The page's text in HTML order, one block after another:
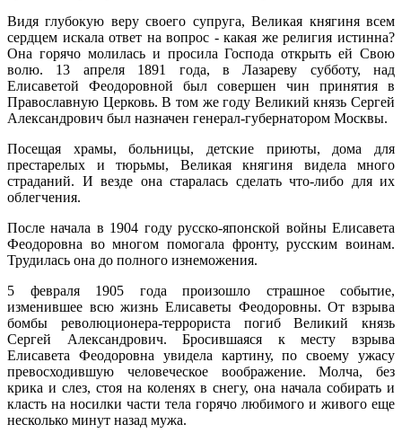
Видя глубокую веру своего супруга, Великая княгиня всем
сердцем искала ответ на вопрос - какая же религия истинна?
Она горячо молилась и просила Господа открыть ей Свою
волю. 13 апреля 1891 года, в Лазареву субботу, над
Елисаветой Феодоровной был совершен чин принятия в
Православную Церковь. В том же году Великий князь Сергей
Александрович был назначен генерал-губернатором Москвы.
Посещая храмы, больницы, детские приюты, дома для
престарелых и тюрьмы, Великая княгиня видела много
страданий. И везде она старалась сделать что-либо для их
облегчения.
После начала в 1904 году русско-японской войны Елисавета
Феодоровна во многом помогала фронту, русским воинам.
Трудилась она до полного изнеможения.
5 февраля 1905 года произошло страшное событие,
изменившее всю жизнь Елисаветы Феодоровны. От взрыва
бомбы революционера-террориста погиб Великий князь
Сергей Александрович. Бросившаяся к месту взрыва
Елисавета Феодоровна увидела картину, по своему ужасу
превосходившую человеческое воображение. Молча, без
крика и слез, стоя на коленях в снегу, она начала собирать и
класть на носилки части тела горячо любимого и живого еще
несколько минут назад мужа.